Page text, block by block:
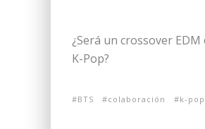
¿Será un crossover
K-Pop?
BTS colaboración k-pop